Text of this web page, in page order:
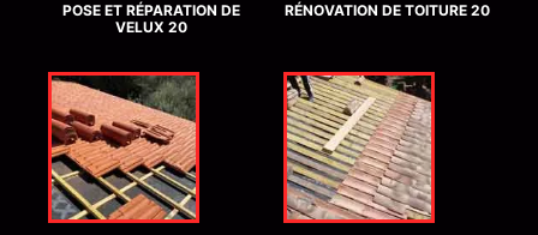
POSE ET RÉPARATION DE
VELUX 20
RÉNOVATION DE TOITURE 20